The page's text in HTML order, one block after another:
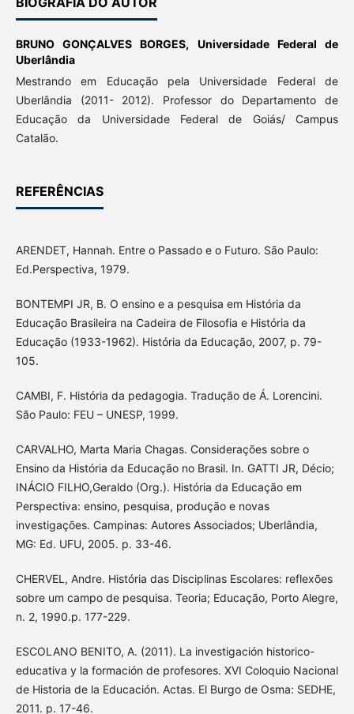
BRUNO GONÇALVES BORGES, Universidade Federal de
Uberlândia
Mestrando em Educação pela Universidade Federal de
Uberlândia (2011- 2012). Professor do Departamento de
Educação da Universidade Federal de Goiás/ Campus
Catalão.
REFERÊNCIAS
ARENDET, Hannah. Entre o Passado e o Futuro. São Paulo:
Ed.Perspectiva, 1979.
BONTEMPI JR, B. O ensino e a pesquisa em História da
Educação Brasileira na Cadeira de Filosofia e História da
Educação (1933-1962). História da Educação, 2007, p. 79-
105.
CAMBI, F. História da pedagogia. Tradução de Á. Lorencini.
São Paulo: FEU – UNESP, 1999.
CARVALHO, Marta Maria Chagas. Considerações sobre o
Ensino da História da Educação no Brasil. In. GATTI JR, Décio;
INÁCIO FILHO,Geraldo (Org.). História da Educação em
Perspectiva: ensino, pesquisa, produção e novas
investigações. Campinas: Autores Associados; Uberlândia,
MG: Ed. UFU, 2005. p. 33-46.
CHERVEL, Andre. História das Disciplinas Escolares: reflexões
sobre um campo de pesquisa. Teoria; Educação, Porto Alegre,
n. 2, 1990.p. 177-229.
ESCOLANO BENITO, A. (2011). La investigación historico-
educativa y la formación de profesores. XVI Coloquio Nacional
de Historia de la Educación. Actas. El Burgo de Osma: SEDHE,
2011. p. 17-46.